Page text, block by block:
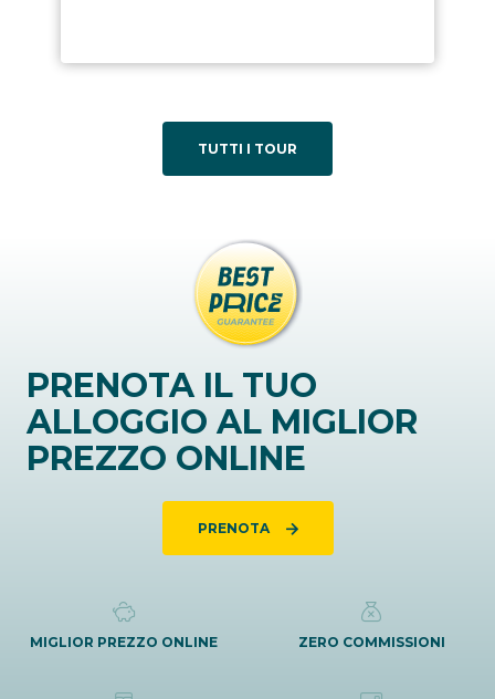
TUTTI I TOUR
PRENOTA IL TUO
ALLOGGIO AL MIGLIOR
PREZZO ONLINE
PRENOTA
MIGLIOR PREZZO ONLINE ZERO COMMISSIONI